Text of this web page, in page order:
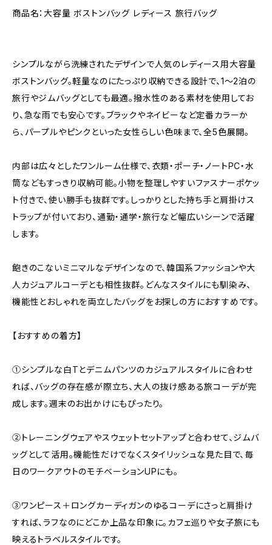
商品名：大容量 ボストンバッグ レディース 旅行バッグ
シンプルながら洗練されたデザインで人気のレディース用大容量
ボストンバッグ。軽量なのにたっぷり収納できる設計で、1〜2泊の
旅行やジムバッグとしても最適。撥水性のある素材を使用してお
り、急な雨でも安心です。ブラックやネイビーなど定番カラーか
ら、パープルやピンクといった女性らしい色味まで、全5色展開。
内部は広々としたワンルーム仕様で、衣類・ポーチ・ノートPC・水
筒などもすっきり収納可能。小物を整理しやすいファスナーポケッ
ト付きで、使い勝手も抜群です。しっかりとした持ち手と肩掛けス
トラップが付いており、通勤・通学・旅行など幅広いシーンで活躍
します。
飽きのこないミニマルなデザインなので、韓国系ファッションや大
人カジュアルコーデとも相性抜群。どんなスタイルにも馴染み、
機能性とおしゃれを両立したバッグをお探しの方におすすめです。
【おすすめの着方】
①シンプルな白Tとデニムパンツのカジュアルスタイルに合わせ
れば、バッグの存在感が際立ち、大人の抜け感ある旅コーデが完
成します。週末のお出かけにもぴったり。
②トレーニングウェアやスウェットセットアップと合わせて、ジムバ
ッグとして活用。機能性だけでなくスタイリッシュな見た目で、毎
日のワークアウトのモチベーションUPにも。
③ワンピース＋ロングカーディガンのゆるコーデにさっと肩掛け
すれば、ラフなのにどこか上品な印象に。カフェ巡りや女子旅にも
映えるトラベルスタイルです。